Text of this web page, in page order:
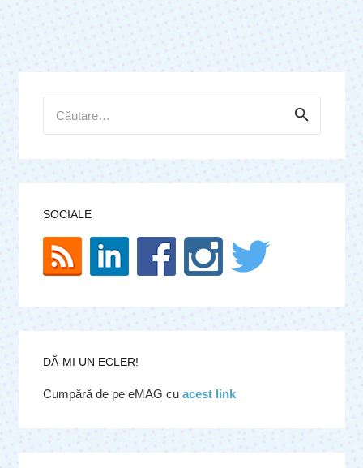
după:
SOCIALE
DĂ-MI UN ECLER!
Cumpără de pe eMAG cu acest link